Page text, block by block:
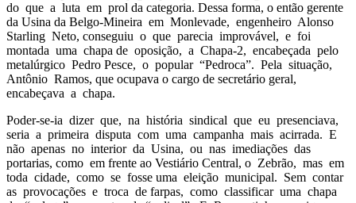
do que a luta em prol da categoria. Dessa forma, o então gerente
da Usina da Belgo-Mineira em Monlevade, engenheiro Alonso
Starling Neto, conseguiu o que parecia improvável, e foi
montada uma chapa de oposição, a Chapa-2, encabeçada pelo
metalúrgico Pedro Pesce, o popular “Pedroca”. Pela situação,
Antônio Ramos, que ocupava o cargo de secretário geral,
encabeçava a chapa.
Poder-se-ia dizer que, na história sindical que eu presenciava,
seria a primeira disputa com uma campanha mais acirrada. E
não apenas no interior da Usina, ou nas imediações das
portarias, como em frente ao Vestiário Central, o Zebrão, mas em
toda cidade, como se fosse uma eleição municipal. Sem contar
as provocações e troca de farpas, como classificar uma chapa